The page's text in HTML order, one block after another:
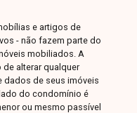
e artigos de
- não fazem parte do
mobiliados. A
alterar qualquer
dados de seus imóveis
do condomínio é
ou mesmo passível